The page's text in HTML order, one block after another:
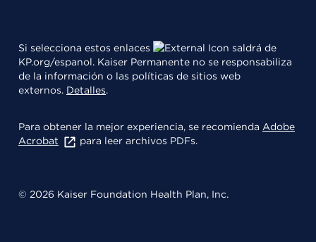
Si selecciona estos enlaces
saldrá de
KP.org/espanol. Kaiser Permanente no se responsabiliza
de la información o las políticas de sitios web
externos. Detalles.
Para obtener la mejor experiencia, se recomienda Adobe
Acrobat
para leer archivos PDFs.
© 2026 Kaiser Foundation Health Plan, Inc.